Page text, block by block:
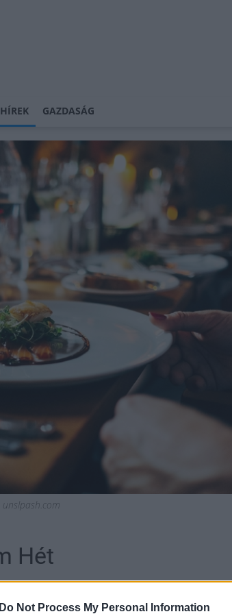
Do Not Process My Personal Information
GAZDASÁG
unslpash.com
Hét